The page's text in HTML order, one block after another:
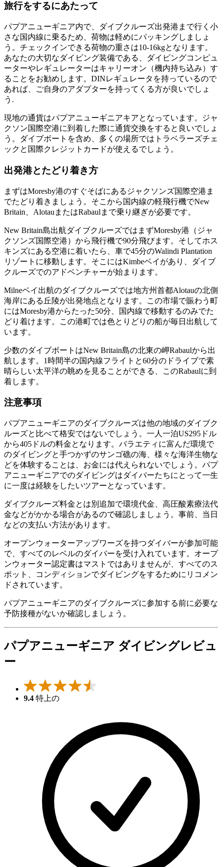
旅行をするにあたって
パプアニューギニア内で、ダイブクルーズ出発港まで行く小
さな国内線に乗るため、荷物は軽めにパッキングしましょ
う。チェックインできる荷物の重さは10-16kgとなります。
あなたの大切なダイビング装備である、ダイビングコンピュ
ーターやレギュレーターはキャリーオン（機内持ち込み）す
ることをお勧めします。DINレギュレータを持っているので
あれば、ご自身のアダプターを持ってくる方が良いでしょ
う.
現地の通貨はパプアニューギニアキアとなっています。ジャ
クソン国際空港に到着した際に通貨交換をすると良いでしょ
う。ダイブボートを含め、多くの場所ではトラベラーズチェ
ックと国際クレジットカードが使えるでしょう。
出発港とたどり着き方
まずはMoresby港のすぐそばにあるジャクソンズ国際空港ま
でたどり着きましょう。そこから国内線の軽飛行機でNew
Britain、AlotauまたはRabaulまで乗り継ぎが必要です。
New Britain島出航ダイブクルーズではまずMoresby港（ジャ
クソンズ国際空港）から飛行機で90分飛びます。そしてホス
キンズにある空港に着いたら、車で45分のWalindi Plantation
リゾートに移動します。そこにはKimbeベイがあり、ダイブ
クルーズでのアドベンチャーが始まります。
Milneベイ出航のダイブクルーズでは地方州首都Alotauの北側
海岸にある丘陵が出発地点となります。この市場で賑わう町
にはMoresby港からたった50分、国内線で移動するのみでた
どり着けます。この港町では色とりどりの船が毎日出航して
います。
少数のダイブボートはNew Britain島の北東の岬Rabaulから出
航します。1時間半の国内線フライトと60分のドライブで素
晴らしい太平洋の眺めを見ることができる、このRabaulに到
着します。
注意事項
パプアニューギニアのダイブクルーズは他の地域のダイブク
ルーズと比べて格安ではないでしょう。一人一泊US295ドル
から405ドルの料金となります。バラエティに富んだ環境で
のダイビングと手つかずのサンゴ礁の海、様々な海洋生物な
どを体験することは、お金には代えられないでしょう。パプ
アニューギニアでのダイビングはダイバーたちにとって一生
に一度は経験をしたいツアーとなっています。
ダイブクルーズ料金とは別追加で環境代金、高圧酸素療法代
金などがかかる場合があるので確認しましょう。事前、当日
などの支払い方法があります。
オープンウォーターアップワーズを持つダイバーが参加可能
で、すべてのレベルのダイバーを受け入れています。オープ
ンウォーター認定書はマストではありませんが、すべてのス
ポット、コンディションでダイビングをするためにリコメン
ドされています。
パプアニューギニアのダイブクルーズに参加する前に必要な
予防接種がないか確認しましょう。
パプアニューギニア ダイビングレビュ
ー
9.4 特上の